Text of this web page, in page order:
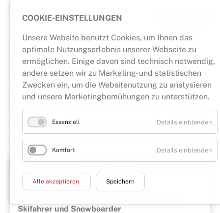
COOKIE-EINSTELLUNGEN
Unsere Website benutzt Cookies, um Ihnen das
optimale Nutzungserlebnis unserer Webseite zu
ermöglichen. Einige davon sind technisch notwendig,
andere setzen wir zu Marketing- und statistischen
Zwecken ein, um die Websitenutzung zu analysieren
und unsere Marketingbemühungen zu unterstützen.
Essenziell Details einblenden
Komfort Details einblenden
Alle akzeptieren Speichern
Schritt 1: Produktauswahl
Welches Paket möchten Sie
Ihr Weg zur Mitgliedschaft. Wählen Sie aus unserem
Angebot das passende für sich.
Meist gewählt
Skifahrer und Snowboarder